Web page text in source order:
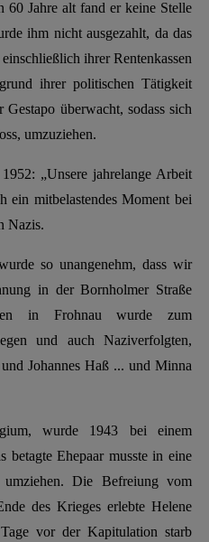
60 Jahre alt fand er keine Stelle
ihm nicht ausgezahlt, da das
ihrer Rentenkassen
ihrer politischen Tätigkeit
überwacht, sodass sich
umzuziehen.
„Unsere jahrelange Arbeit
ein mitbelastendes Moment bei
Nazis.
so unangenehm, dass wir
in der Bornholmer Straße
in Frohnau wurde zum
und auch Naziverfolgten,
Johannes Haß ... und Minna
wurde 1943 bei einem
betagte Ehepaar musste in eine
Die Befreiung vom
des Krieges erlebte Helene
vor der Kapitulation starb